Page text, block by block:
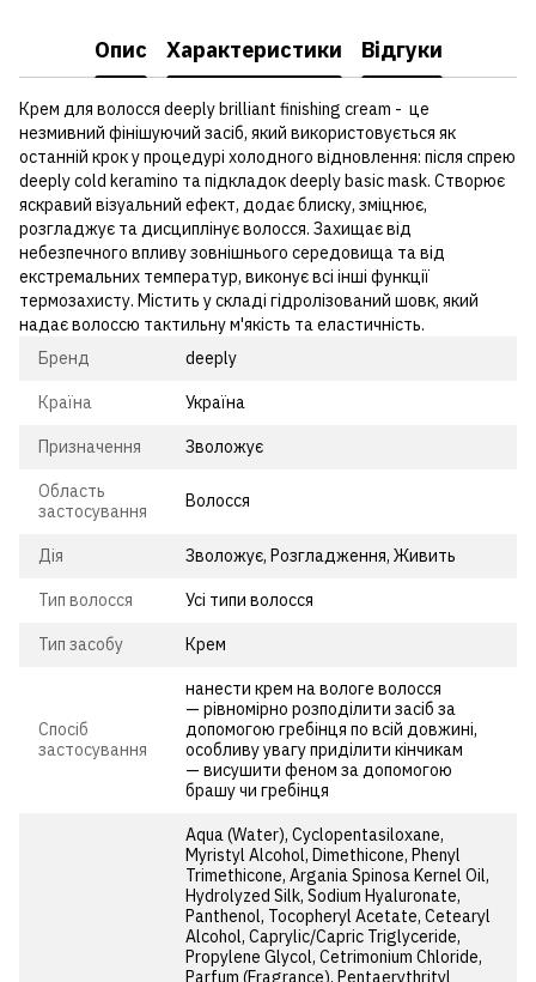
Опис Характеристики Відгуки
Крем для волосся deeply brilliant finishing cream - це
незмивний фінішуючий засіб, який використовується як
останній крок у процедурі холодного відновлення: після спрею
deeply cold keramino та підкладок deeply basic mask. Створює
яскравий візуальний ефект, додає блиску, зміцнює,
розгладжує та дисциплінує волосся. Захищає від
небезпечного впливу зовнішнього середовища та від
екстремальних температур, виконує всі інші функції
термозахисту. Містить у складі гідролізований шовк, який
надає волоссю тактильну м'якість та еластичність.
Бренд
deeply
Країна Україна
Призначення Зволожує
Область
застосування
Волосся
Дія Зволожує, Розгладження, Живить
Тип волосся Усі типи волосся
Тип засобу Крем
Спосіб
застосування
нанести крем на вологе волосся
— рівномірно розподілити засіб за
допомогою гребінця по всій довжині,
особливу увагу приділити кінчикам
— висушити феном за допомогою
брашу чи гребінця
Aqua (Water), Cyclopentasiloxane,
Myristyl Alcohol, Dimethicone, Phenyl
Trimethicone, Argania Spinosa Kernel Oil,
Hydrolyzed Silk, Sodium Hyaluronate,
Panthenol, Tocopheryl Acetate, Cetearyl
Alcohol, Caprylic/Capric Triglyceride,
Propylene Glycol, Cetrimonium Chloride,
Parfum (Fragrance), Pentaerythrityl